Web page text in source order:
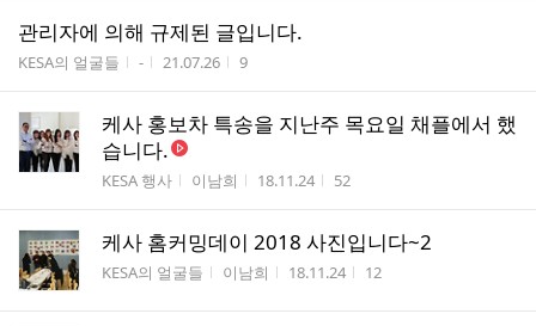
페
메
뉴
글
트
관리자에 의해 규제된 글입니다.
게시판명
KESA의 얼굴들 작성자
- 작성시간
21.07.26 조회수
9
케사 홍보차 특송을 지난주 목요일 채플에서 했
습니다.
게시판명
KESA 행사 작성자
이남희 작성시간
18.11.24 조회수
52
케사 홈커밍데이 2018 사진입니다~2
게시판명
KESA의 얼굴들 작성자
이남희 작성시간
18.11.24 조회수
12